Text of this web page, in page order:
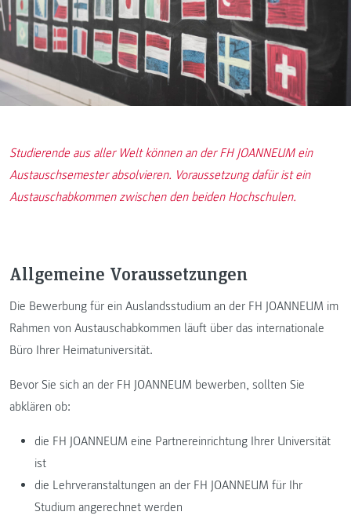
Studierende aus aller Welt können an der FH JOANNEUM ein
Austauschsemester absolvieren. Voraussetzung dafür ist ein
Austauschabkommen zwischen den beiden Hochschulen.
Allgemeine Voraussetzungen
Die Bewerbung für ein Auslandsstudium an der FH JOANNEUM im
Rahmen von Austauschabkommen läuft über das internationale
Büro Ihrer Heimatuniversität.
Bevor Sie sich an der FH JOANNEUM bewerben, sollten Sie
abklären ob:
die FH JOANNEUM eine Partnereinrichtung Ihrer Universität
ist
die Lehrveranstaltungen an der FH JOANNEUM für Ihr
Studium angerechnet werden